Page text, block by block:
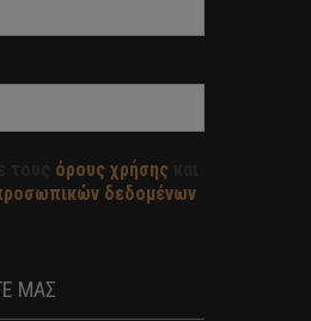
όρους χρήσης
δεδομένων
ΜΑΣ